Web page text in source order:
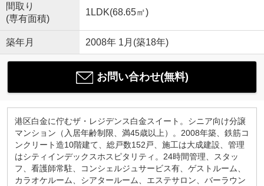
間取り
(専有面積)
1LDK(68.65㎡)
築年月 2008年 1月(築18年)
お問い合わせ(無料)
港区白金に佇むザ・レジデンス白金スイート。シニア向け分譲
マンション（入居年齢制限、満45歳以上）。2008年築、鉄筋コ
ンクリート造10階建て、総戸数152戸、施工は大成建設、管理
はシティインデックスホスピタリティ。24時間管理、スタッ
フ、看護師常駐、コンシェルジュサービス有、ゲストルーム、
カラオケルーム、シアタールーム、エステサロン、バーラウン